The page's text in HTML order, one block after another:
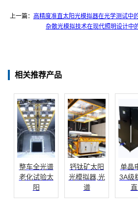
上一篇： 高精度准直太阳光模拟器在光学测试中
杂散光模拟技术在现代照明设计中
相关推荐产品
整车全光谱
老化试验太
阳
钙钛矿太阳
光模拟器,光
谱
单晶
3A级